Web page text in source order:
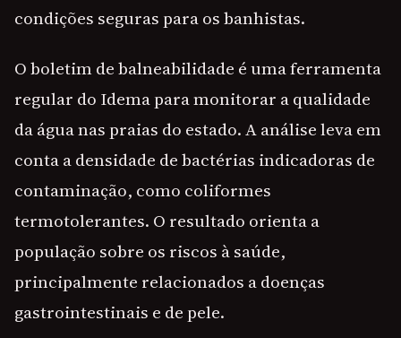
condições seguras para os banhistas.
O boletim de balneabilidade é uma ferramenta
regular do Idema para monitorar a qualidade
da água nas praias do estado. A análise leva em
conta a densidade de bactérias indicadoras de
contaminação, como coliformes
termotolerantes. O resultado orienta a
população sobre os riscos à saúde,
principalmente relacionados a doenças
gastrointestinais e de pele.